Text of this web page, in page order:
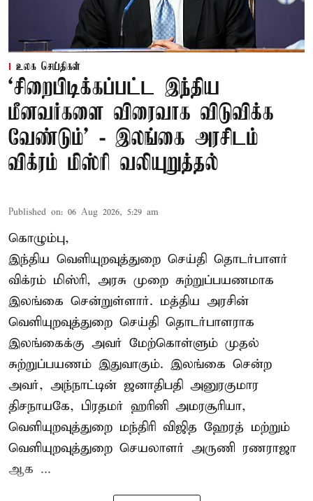
உலக செய்திகள்
‘சிறைபிடிக்கப்பட்ட இந்திய
மீனவர்களை விரைவாக விடுவிக்க
வேண்டும்' - இலங்கை அரசிடம்
விக்ரம் மிஸ்ரி வலியுறுத்தல்
Published on: 06 Aug 2026, 5:29 am
கொழும்பு,
இந்திய வெளியுறவுத்துறை செய்தி தொடர்பாளர்
விக்ரம் மிஸ்ரி, அரசு முறை சுற்றுப்பயணமாக
இலங்கை சென்றுள்ளார். மத்திய அரசின்
வெளியுறவுத்துறை செய்தி தொடர்பாளராக
இலங்கைக்கு அவர் மேற்கொள்ளும் முதல்
சுற்றுப்பயணம் இதுவாகும். இலங்கை சென்ற
அவர், அந்நாட்டின் ஜனாதிபதி அனுரகுமார
திசநாயகே, பிரதமர் ஹரினி அமரசூரியா,
வெளியுறவுத்துறை மந்திரி விஜித ஹேரத் மற்றும்
வெளியுறவுத்துறை செயலாளர் அருணி ரணராஜா
ஆக ...